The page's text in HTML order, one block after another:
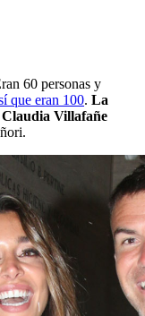
60 personas y
que eran 100. La
Claudia Villafañe